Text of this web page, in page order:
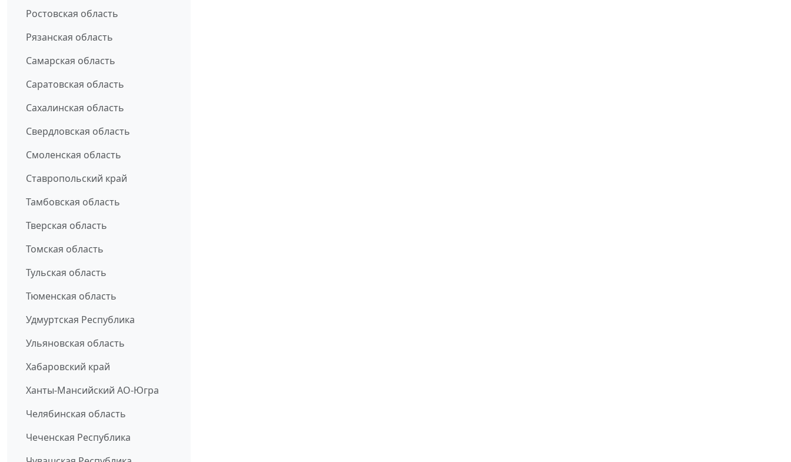
Ростовская область
Рязанская область
Самарская область
Саратовская область
Сахалинская область
Свердловская область
Смоленская область
Ставропольский край
Тамбовская область
Тверская область
Томская область
Тульская область
Тюменская область
Удмуртская Республика
Ульяновская область
Хабаровский край
Ханты-Мансийский АО-Югра
Челябинская область
Чеченская Республика